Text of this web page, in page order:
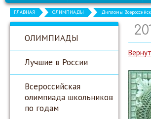
ГЛАВНАЯ ОЛИМПИАДЫ Дипломы
ОЛИМПИАДЫ
Лучшие в России
Всероссийская
олимпиада школьников
по годам